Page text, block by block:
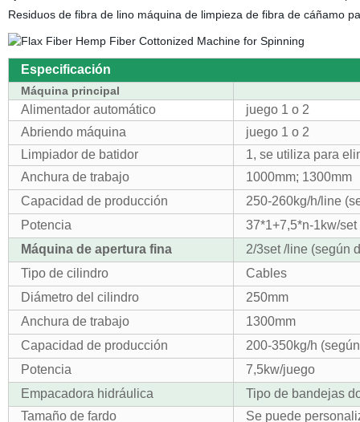
Residuos de fibra de lino máquina de limpieza de fibra de cáñamo
Especificación
Máquina principal
Alimentador automático
juego 1 o 2
Abriendo máquina
juego 1 o 2
Limpiador de batidor
1, se utiliza para
Anchura de trabajo
1000mm; 1300mm
Capacidad de producción
250-260kg/h/line
Potencia
37*1+7,5*n-1kw/set
Máquina de apertura fina
2/3set /line (según
Tipo de cilindro
Cables
Diámetro del cilindro
250mm
Anchura de trabajo
1300mm
Capacidad de producción
200-350kg/h
Potencia
7,5kw/juego
Empacadora hidráulica
Tipo de bandejas
Tamaño de fardo
Se puede